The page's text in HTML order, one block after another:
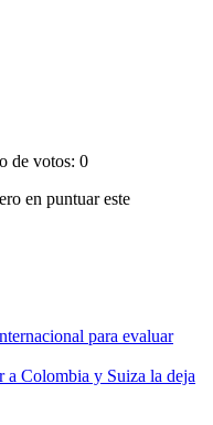
de votos: 0
en puntuar este
para evaluar
a Colombia y Suiza la deja